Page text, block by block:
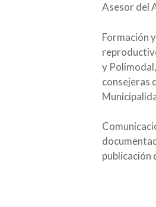
Asesor del
Formación
y
consejeras
publicación